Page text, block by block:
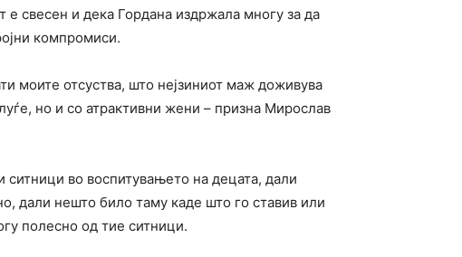
е свесен и дека Гордана издржала многу за да
компромиси.
моите отсуства, што нејзиниот маж доживува
но и со атрактивни жени – призна Мирослав
во воспитувањето на децата, дали
дали нешто било таму каде што го ставив или
полесно од тие ситници.